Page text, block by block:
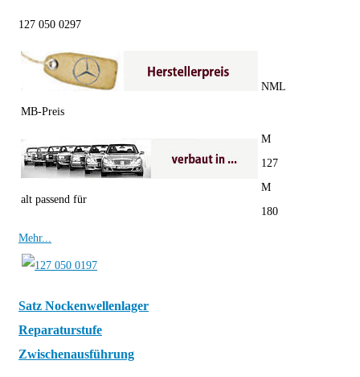
127 050 0297
MB-Preis
NML
alt passend für
M
127
M
180
Mehr...
Satz Nockenwellenlager
Reparaturstufe
Zwischenausführung